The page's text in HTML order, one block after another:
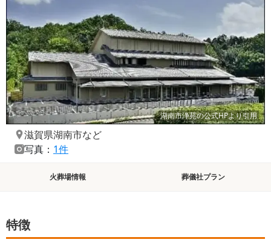
湖南市浄苑の公式HPより引用
滋賀県湖南市など
写真： 1件
火葬場情報 葬儀社プラン
特徴